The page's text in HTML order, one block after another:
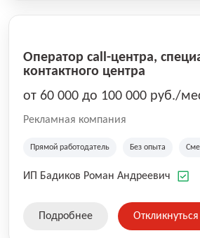
Оператор call-центра,
контактного центра
от 60 000 до 100 000 руб./
Рекламная компания
Прямой работодатель Без опыта
ИП Бадиков Роман Андреевич
Подробнее Откликнуться